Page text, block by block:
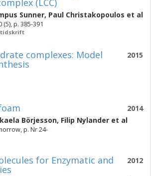
(LCC)
Sunner, Paul Christakopoulos et al
p. 385-391
tidskrift
2015
complexes: Model
2014
Börjesson, Filip Nylander et al
p. Nr 24-
2012
for Enzymatic and